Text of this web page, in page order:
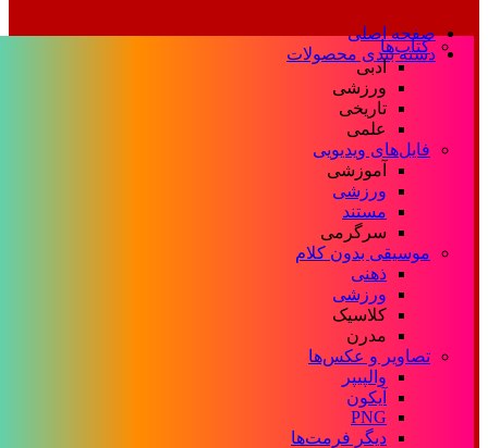
صفحه اصلی
دسته بندی محصولات
کتاب‌ها
ادبی
ورزشی
تاریخی
علمی
فایل‌های ویدیویی
آموزشی
ورزشی
مستند
سرگرمی
موسیقی بدون کلام
ذهنی
ورزشی
کلاسیک
مدرن
تصاویر و عکس‌ها
والپیپر
آیکون
PNG
دیگر فرمت‌ها